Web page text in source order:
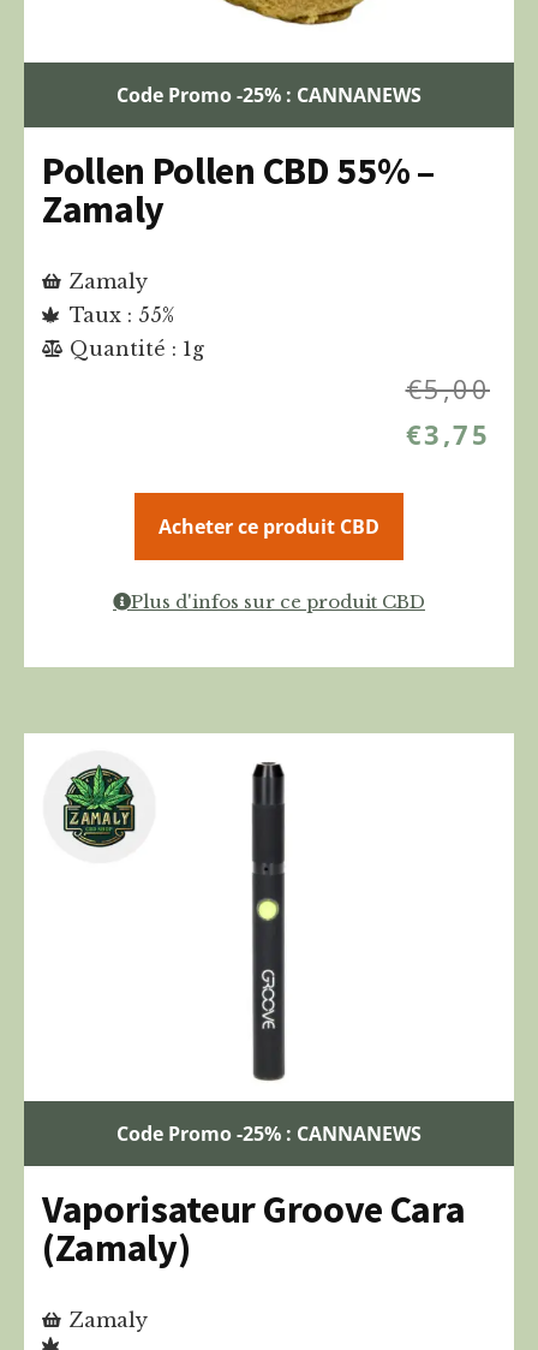
Code Promo -25% : CANNANEWS
Pollen Pollen CBD 55% –
Zamaly
Zamaly
Taux : 55%
Quantité : 1g
€5,00
€3,75
Acheter ce produit CBD
Plus d'infos sur ce produit CBD
Code Promo -25% : CANNANEWS
Vaporisateur Groove Cara
(Zamaly)
Zamaly